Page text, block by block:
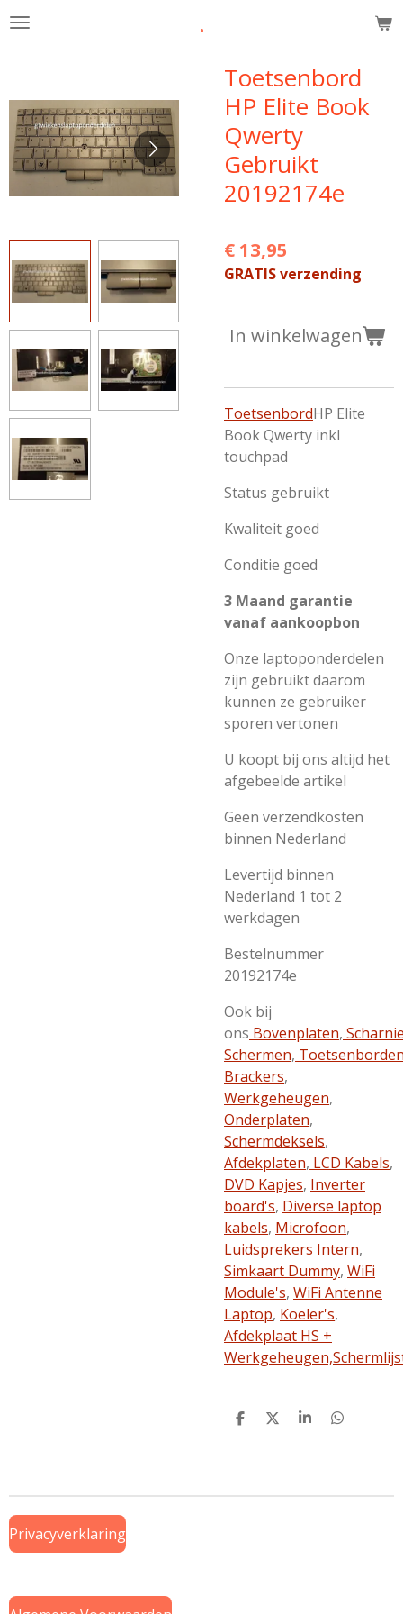
Ga
hoofdinhoud
.
Toetsenbord
HP Elite Book
Qwerty
Gebruikt
20192174e
€ 13,95
GRATIS verzending
In winkelwagen
ToetsenbordHP Elite
BookQwerty inkl
touchpad
Status gebruikt
Kwaliteit goed
Conditie goed
3 Maand garantie
vanaf aankoopbon
Onze laptoponderdelen
zijn gebruikt daarom
kunnen ze gebruiker
sporen vertonen
U koopt bij ons altijd het
afgebeelde artikel
Geen verzendkosten
binnen Nederland
Levertijd binnen
Nederland 1 tot 2
werkdagen
Bestelnummer
20192174e
Ook bij
ons Bovenplaten,
Schermen,
Brackers,
Werkgeheugen,
Onderplaten,
Schermdeksels,
Afdekplaten, LCD Kabels,
DVD Kapjes, Inverter
board's, Diverse laptop
kabels, Microfoon,
Luidsprekers Intern,
Simkaart Dummy, WiFi
Module's, WiFi Antenne
Laptop, Koeler's,
Afdekplaat HS +
Werkgeheugen,
D
D
S
D
Privacyverklaring